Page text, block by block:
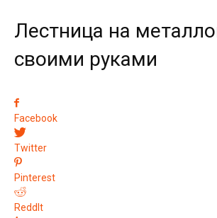
Лестница на
своими руками
Facebook
Twitter
Pinterest
ReddIt